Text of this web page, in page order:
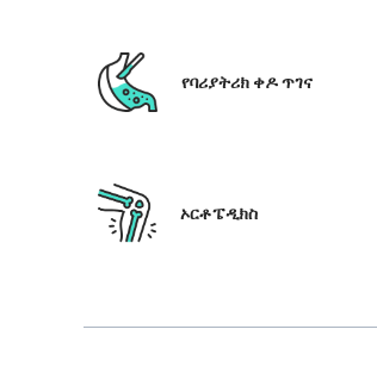
የባሪያትሪክ ቀዶ ጥገና
ኦርቶፔዲክስ